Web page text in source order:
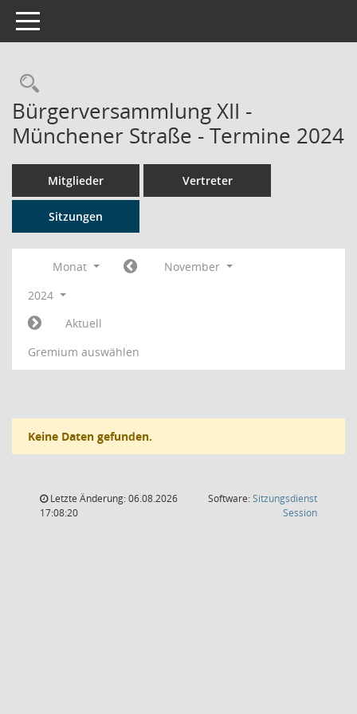
Toggle navigation
Rechercheauswahl
Bürgerversammlung XII -
Münchener Straße - Termine 2024
Mitglieder Vertreter
Sitzungen
Monat
November
2024
Aktuell
Gremium auswählen
Keine Daten gefunden.
Letzte Änderung: 06.08.2026
17:08:20
Software:Sitzungsdienst
Session(Wird in